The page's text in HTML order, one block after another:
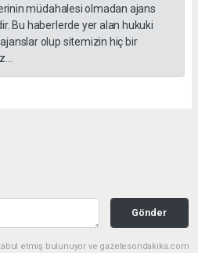
müdahalesi olmadan ajans
Bu haberlerde yer alan hukuki
olup sitemizin hiç bir
Gönder
etmiş bulunuyor ve gazetesondakika.com